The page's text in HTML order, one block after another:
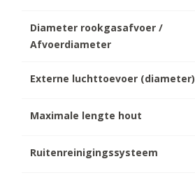
Diameter rookgasafvoer /
Afvoerdiameter
Externe luchttoevoer (diameter)
Maximale lengte hout
Ruitenreinigingssysteem